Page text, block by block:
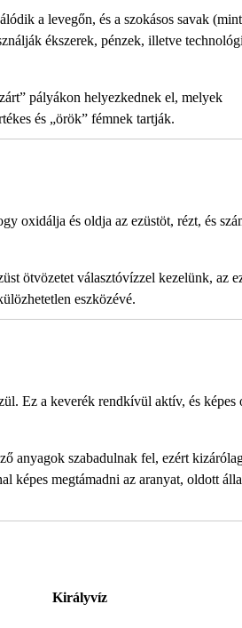
a levegőn, és a szokásos savak
ékszerek, pénzek, illetve
pályákon helyezkednek el, melyek
és „örök” fémnek tartják.
oxidálja és oldja az ezüstöt, rézt, és
ötvözetet választóvízzel kezelünk, az
eszközévé.
Ez a keverék rendkívül aktív, és képes
anyagok szabadulnak fel, ezért
képes megtámadni az aranyat, oldott
Királyvíz